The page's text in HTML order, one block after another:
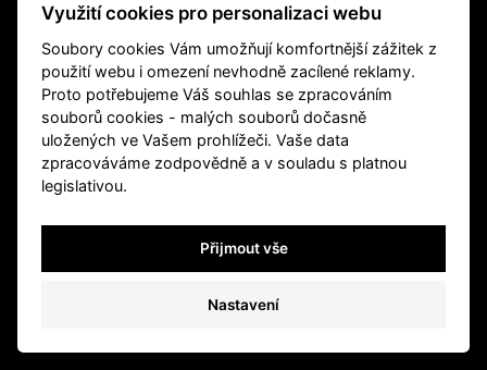
út – pá 14:00–18:00, so 11:00-18:00
nebo podle ujednání
+420 739 045 855
info@boldgallery.art
Sledujte nás
Využití cookies pro personalizaci webu
Soubory cookies Vám umožňují komfortnější zážitek z
použití webu i omezení nevhodně zacílené reklamy.
Proto potřebujeme Váš souhlas se zpracováním
souborů cookies - malých souborů dočasně
uložených ve Vašem prohlížeči. Vaše data
zpracováváme zodpovědně a v souladu s platnou
legislativou.
Přijmout vše
Nastavení